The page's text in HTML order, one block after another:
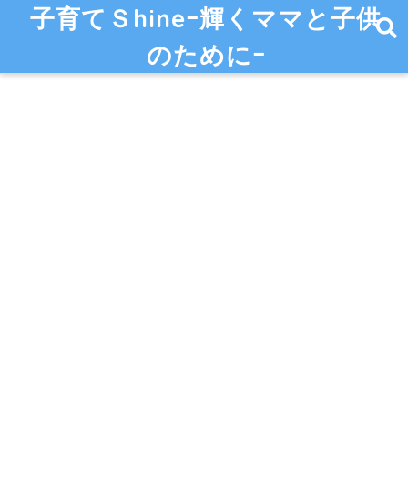
子育てＳhineｰ輝くママと子供
のためにｰ